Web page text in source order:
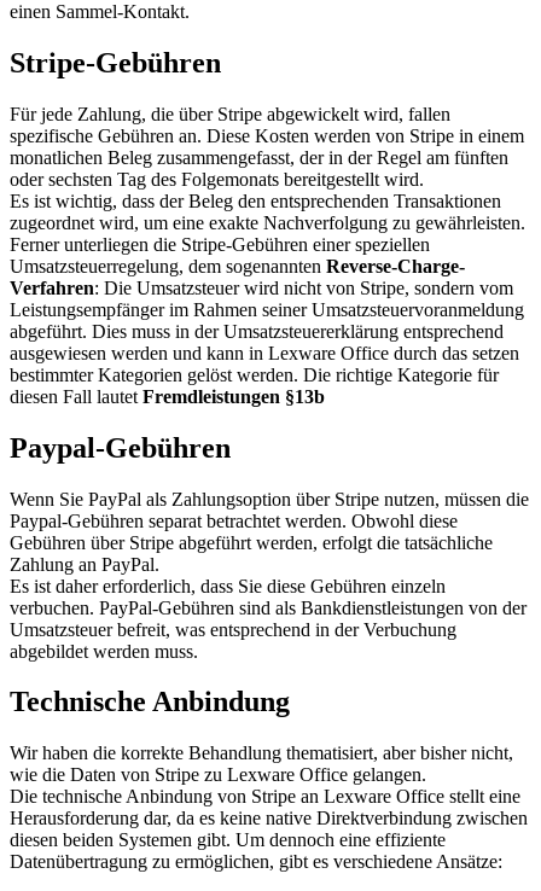
einen Sammel-Kontakt.
Stripe-Gebühren
Für jede Zahlung, die über Stripe abgewickelt wird, fallen
spezifische Gebühren an. Diese Kosten werden von Stripe in einem
monatlichen Beleg zusammengefasst, der in der Regel am fünften
oder sechsten Tag des Folgemonats bereitgestellt wird.
Es ist wichtig, dass der Beleg den entsprechenden Transaktionen
zugeordnet wird, um eine exakte Nachverfolgung zu gewährleisten.
Ferner unterliegen die Stripe-Gebühren einer speziellen
Umsatzsteuerregelung, dem sogenannten Reverse-Charge-
Verfahren: Die Umsatzsteuer wird nicht von Stripe, sondern vom
Leistungsempfänger im Rahmen seiner Umsatzsteuervoranmeldung
abgeführt. Dies muss in der Umsatzsteuererklärung entsprechend
ausgewiesen werden und kann in Lexware Office durch das setzen
bestimmter Kategorien gelöst werden. Die richtige Kategorie für
diesen Fall lautet Fremdleistungen §13b
Paypal-Gebühren
Wenn Sie PayPal als Zahlungsoption über Stripe nutzen, müssen die
Paypal-Gebühren separat betrachtet werden. Obwohl diese
Gebühren über Stripe abgeführt werden, erfolgt die tatsächliche
Zahlung an PayPal.
Es ist daher erforderlich, dass Sie diese Gebühren einzeln
verbuchen. PayPal-Gebühren sind als Bankdienstleistungen von der
Umsatzsteuer befreit, was entsprechend in der Verbuchung
abgebildet werden muss.
Technische Anbindung
Wir haben die korrekte Behandlung thematisiert, aber bisher nicht,
wie die Daten von Stripe zu Lexware Office gelangen.
Die technische Anbindung von Stripe an Lexware Office stellt eine
Herausforderung dar, da es keine native Direktverbindung zwischen
diesen beiden Systemen gibt. Um dennoch eine effiziente
Datenübertragung zu ermöglichen, gibt es verschiedene Ansätze: